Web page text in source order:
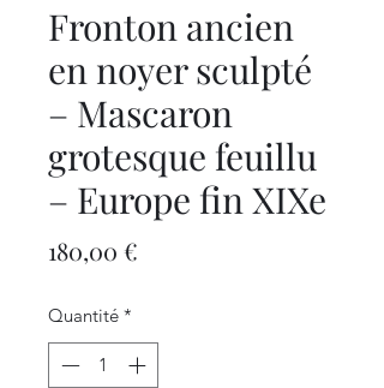
Fronton ancien
en noyer sculpté
– Mascaron
grotesque feuillu
– Europe fin XIXe
180,00 €
Quantité *